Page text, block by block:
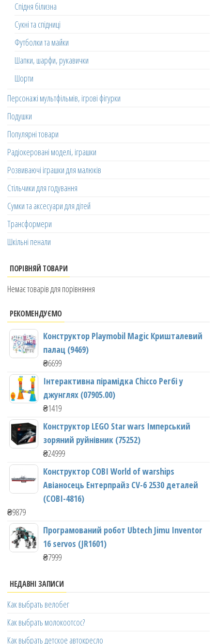
Спідня білизна
Сукні та спідниці
Футболки та майки
Шапки, шарфи, рукавички
Шорти
Персонажі мультфільмів, ігрові фігурки
Подушки
Популярні товари
Радіокеровані моделі, іграшки
Розвиваючі іграшки для малюків
Стільчики для годування
Сумки та аксесуари для дітей
Трансформери
Шкільні пенали
ПОРІВНЯЙ ТОВАРИ
Немає товарів для порівняння
РЕКОМЕНДУЄМО
Конструктор Playmobil Magic Кришталевий
палац (9469)
₴6699
Інтерактивна пірамідка Chicco Регбі у
джунглях (07905.00)
₴1419
Конструктор LEGO Star wars Імперський
зоряний руйнівник (75252)
₴24999
Конструктор COBI World of warships
Авіаносець Ентерпрайз CV-6 2530 деталей
(COBI-4816)
₴9879
Програмований робот Ubtech Jimu Inventor
16 servos (JR1601)
₴7999
НЕДАВНІ ЗАПИСИ
Как выбрать велобег
Как выбрать молокоотсос?
Как выбрать детское автокресло